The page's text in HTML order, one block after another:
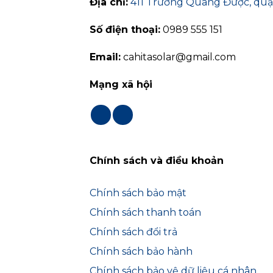
Địa chỉ: 411 Trương Quang Được,
Số điện thoại: 0989 555 151
Email: cahitasolar@gmail.com
Mạng xã hội
Chính sách và điều khoản
Chính sách bảo mật
Chính sách thanh toán
Chính sách đổi trả
Chính sách bảo hành
Chính sách bảo vệ dữ liệu cá nhân